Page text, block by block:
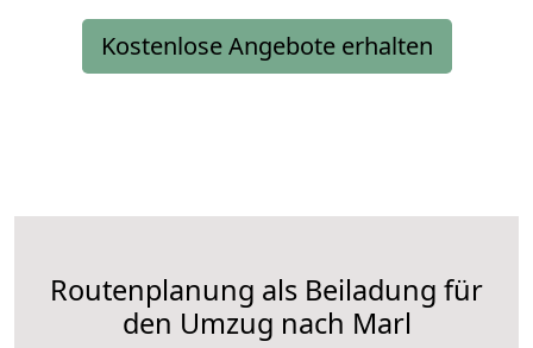
Kostenlose Angebote erhalten
Routenplanung als Beiladung für
den Umzug nach Marl